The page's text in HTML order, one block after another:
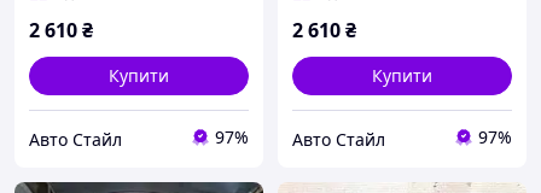
2 610₴
Купити
Авто Стайл 97%
2 610₴
Купити
Авто Стайл 97%